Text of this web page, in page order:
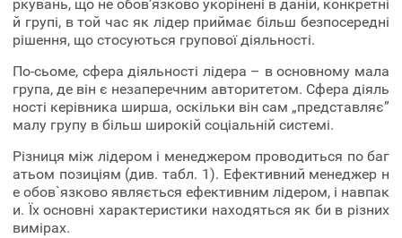
ркувань, що не обов’язково укорінені в даній, конкретні
й групі, в той час як лідер приймає більш безпосередні
рішення, що стосуються групової діяльності.
По-сьоме, сфера діяльності лідера – в основному мала
група, де він є незаперечним авторитетом. Сфера діяль
ності керівника ширша, оскільки він сам „представляє”
малу групу в більш широкій соціальній системі.
Різниця між лідером і менеджером проводиться по баг
атьом позиціям (див. табл. 1). Ефективний менеджер н
е обов`язково являється ефективним лідером, і навпак
и. Їх основні характеристики находяться як би в різних
вимірах.